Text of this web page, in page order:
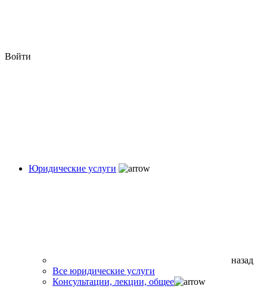
Войти
Юридические услуги
назад
Все юридические услуги
Консультации, лекции, общее